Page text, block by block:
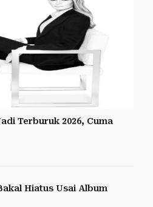
Terburuk 2026, Cuma
Hiatus Usai Album